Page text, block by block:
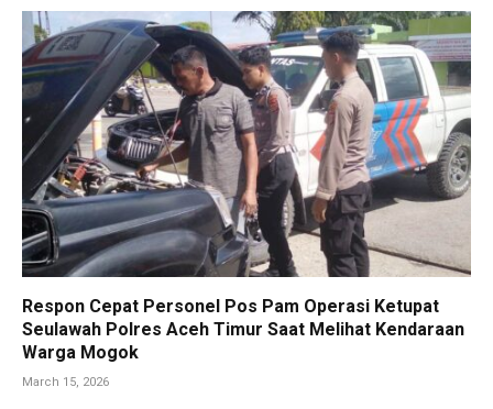
Respon Cepat Personel Pos Pam Operasi Ketupat
Seulawah Polres Aceh Timur Saat Melihat Kendaraan
Warga Mogok
March 15, 2026